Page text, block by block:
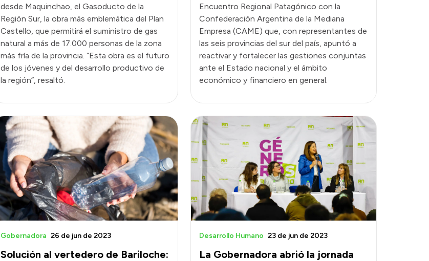
desde Maquinchao, el Gasoducto de la
Región Sur, la obra más emblemática del Plan
Castello, que permitirá el suministro de gas
natural a más de 17.000 personas de la zona
más fría de la provincia. “Esta obra es el futuro
de los jóvenes y del desarrollo productivo de
la región”, resaltó.
Encuentro Regional Patagónico con la
Confederación Argentina de la Mediana
Empresa (CAME) que, con representantes de
las seis provincias del sur del país, apuntó a
reactivar y fortalecer las gestiones conjuntas
ante el Estado nacional y el ámbito
económico y financiero en general.
Solución al vertedero de Bariloche:
Gobernadora 26 de jun de 2023
La Gobernadora abrió la jornada
Desarrollo Humano 23 de jun de 2023